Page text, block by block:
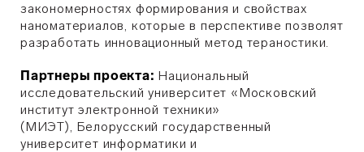
закономерностях формирования и свойствах
наноматериалов, которые в перспективе позволят
разработать инновационный метод тераностики.
Партнеры проекта: Национальный
исследовательский университет «Московский
институт электронной техники»
(МИЭТ), Белорусский государственный
университет информатики и